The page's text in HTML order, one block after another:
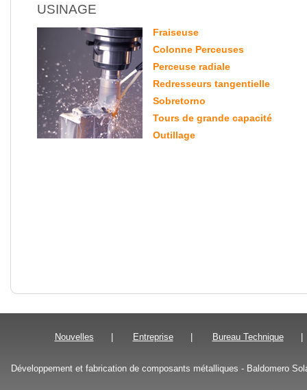
USINAGE
Fraiseuse
Colonne Perceuses
Perceuse radiale
Redresseurs tangentielle
Sobretorno
Tours de grande capacité
Outillage
Nouvelles Entreprise Bureau Technique
Développement et fabrication de composants métalliques - Baldomero